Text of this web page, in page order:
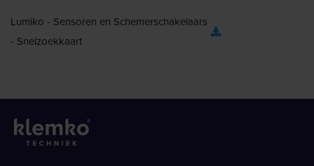
Lumiko - Sensoren en Schemerschakelaars
- Snelzoekkaart